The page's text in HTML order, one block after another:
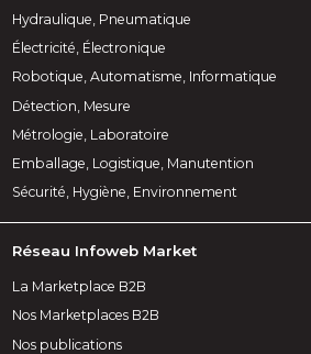
Hydraulique, Pneumatique
Électricité, Électronique
Robotique, Automatisme, Informatique
Détection, Mesure
Métrologie, Laboratoire
Emballage, Logistique, Manutention
Sécurité, Hygiène, Environnement
Réseau Infoweb Market
La Marketplace B2B
Nos Marketplaces B2B
Nos publications